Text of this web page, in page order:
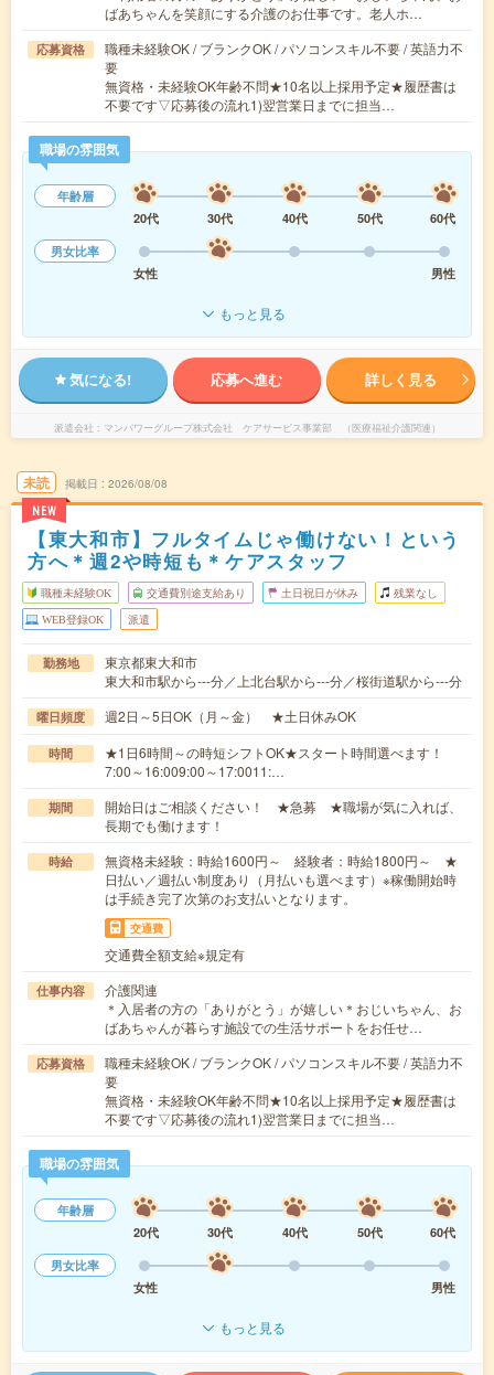
ばあちゃんを笑顔にする介護のお仕事です。老人ホ…
応募資格
職種未経験OK / ブランクOK / パソコンスキル不要 / 英語力不
要
無資格・未経験OK年齢不問★10名以上採用予定★履歴書は
不要です▽応募後の流れ1)翌営業日までに担当…
職場の雰囲気
年齢層
20代
30代 40代 50代
60代
男女比率
女性
男性
もっと見る
気になる! 応募へ進む 詳しく見る
派遣会社 マンパワーグループ株式会社 ケアサービス事業部 （医療福祉介護関連）
未読
NEW
掲載日 2026/08/08
【東大和市】フルタイムじゃ働けない！という
方へ＊週2や時短も＊ケアスタッフ
職種未経験OK 交通費別途支給あり 土日祝日が休み 残業なし
WEB登録OK 派遣
勤務地
東京都東大和市
東大和市駅から---分／上北台駅から---分／桜街道駅から---分
曜日頻度 週2日～5日OK（月～金） ★土日休みOK
時間
★1日6時間～の時短シフトOK★スタート時間選べます！
7:00～16:009:00～17:0011:…
期間
開始日はご相談ください！ ★急募 ★職場が気に入れば、
長期でも働けます！
時給
無資格未経験：時給1600円～ 経験者：時給1800円～ ★
日払い／週払い制度あり（月払いも選べます）※稼働開始時
は手続き完了次第のお支払いとなります。
交通費
交通費全額支給※規定有
仕事内容
介護関連
＊入居者の方の「ありがとう」が嬉しい＊おじいちゃん、お
ばあちゃんが暮らす施設での生活サポートをお任せ…
応募資格
職種未経験OK / ブランクOK / パソコンスキル不要 / 英語力不
要
無資格・未経験OK年齢不問★10名以上採用予定★履歴書は
不要です▽応募後の流れ1)翌営業日までに担当…
職場の雰囲気
年齢層
20代
30代 40代 50代
60代
男女比率
女性
男性
もっと見る